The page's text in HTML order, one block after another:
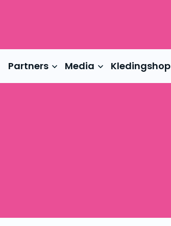
Partners Media Kledingshop